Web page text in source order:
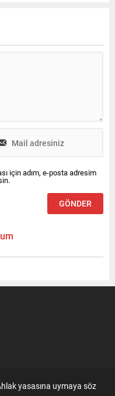
için adım, e-posta adresim
yasasına uymaya söz